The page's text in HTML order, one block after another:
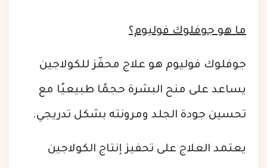
ما هو جوفلوك فوليوم؟
جوفلوك فوليوم هو علاج محفّز للكولاجين
يساعد على منح البشرة حجمًا طبيعيًا مع
تحسين جودة الجلد ومرونته بشكل تدريجي.
يعتمد العلاج على تحفيز إنتاج الكولاجين